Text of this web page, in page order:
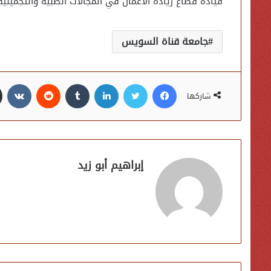
جامعة قناة السويس
شاركها
فيسبوك تويتر لينكدإن
إبراهيم أبو زيد